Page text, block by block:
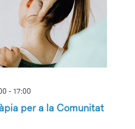
per a la Comunitat
-17:00